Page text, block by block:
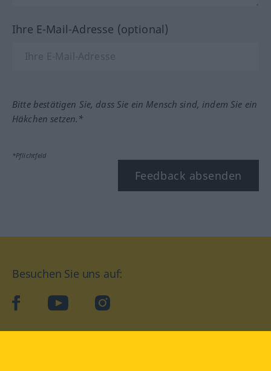
Ihre E-Mail-Adresse (optional)
Bitte bestätigen Sie, dass Sie ein Mensch sind, indem Sie ein
Häkchen setzen.*
*Pflichtfeld
Feedback absenden
Besuchen Sie uns auf:
facebookYouTube Instagram